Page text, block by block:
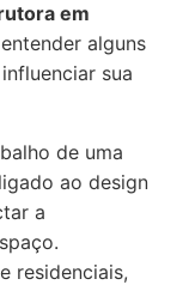
em
alguns
sua
de uma
ao design
a
residenciais,